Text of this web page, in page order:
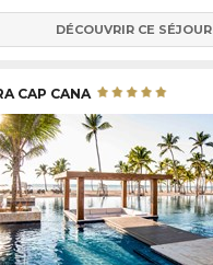
DÉCOUVRIR CE SÉJOUR
CAP CANA